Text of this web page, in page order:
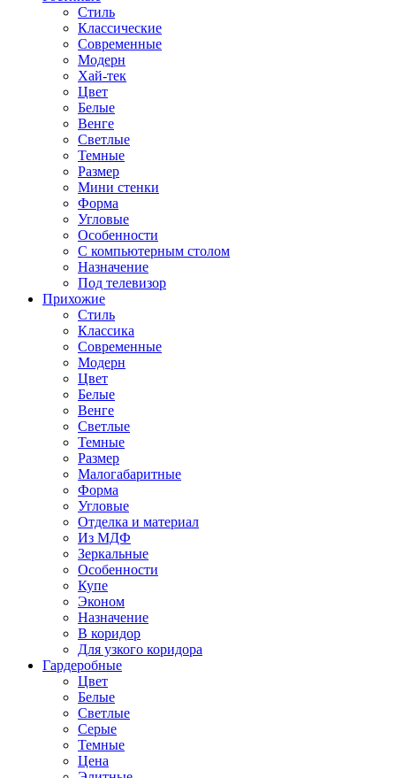
Стиль
Классические
Современные
Модерн
Хай-тек
Цвет
Белые
Венге
Светлые
Темные
Размер
Мини стенки
Форма
Угловые
Особенности
С компьютерным столом
Назначение
Под телевизор
Прихожие
Стиль
Классика
Современные
Модерн
Цвет
Белые
Венге
Светлые
Темные
Размер
Малогабаритные
Форма
Угловые
Отделка и материал
Из МДФ
Зеркальные
Особенности
Купе
Эконом
Назначение
В коридор
Для узкого коридора
Гардеробные
Цвет
Белые
Светлые
Серые
Темные
Цена